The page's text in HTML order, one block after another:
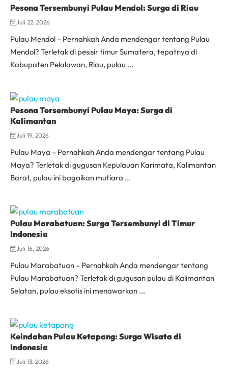
Pesona Tersembunyi Pulau Mendol: Surga di Riau
Juli 22, 2026
Pulau Mendol – Pernahkah Anda mendengar tentang Pulau
Mendol? Terletak di pesisir timur Sumatera, tepatnya di
Kabupaten Pelalawan, Riau, pulau ...
Pesona Tersembunyi Pulau Maya: Surga di
Kalimantan
Juli 19, 2026
Pulau Maya – Pernahkah Anda mendengar tentang Pulau
Maya? Terletak di gugusan Kepulauan Karimata, Kalimantan
Barat, pulau ini bagaikan mutiara ...
Pulau Marabatuan: Surga Tersembunyi di Timur
Indonesia
Juli 16, 2026
Pulau Marabatuan – Pernahkah Anda mendengar tentang
Pulau Marabatuan? Terletak di gugusan pulau di Kalimantan
Selatan, pulau eksotis ini menawarkan ...
Keindahan Pulau Ketapang: Surga Wisata di
Indonesia
Juli 13, 2026